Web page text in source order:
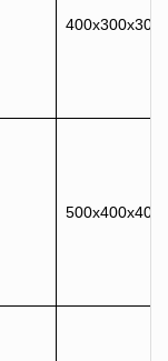
400x300x300
500x400x400